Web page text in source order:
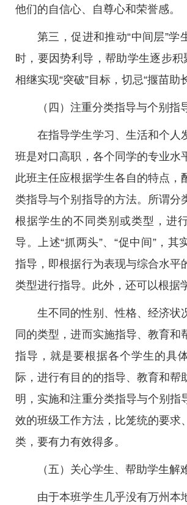
他们的自信心、自尊心和荣誉感。
第三，促进和推动“中间层”学
时，要因势利导，帮助学生逐步积
相继实现“突破”目标，切忌“揠苗助长
（四）注重分类指导与个别指
在指导学生学习、生活和个人
班是对口高职，各个同学的专业水
此班主任应根据学生各自的特点，
类指导与个别指导的方法。所谓分
根据学生的不同类别或类型，进
导。上述“抓两头”、“促中间”，其
指导，即根据行为表现与综合水平
类型进行指导。此外，还可以根据
生不同的性别、性格、经济状
同的类型，进而实施指导、教育和
指导，就是要根据各个学生的具
际，进行有目的的指导、教育和帮
明，实施和注重分类指导与个别指
效的班级工作方法，比笼统的要求
类，要有力有效得多。
（五）关心学生、帮助学生解
由于本班学生几乎没有万州本